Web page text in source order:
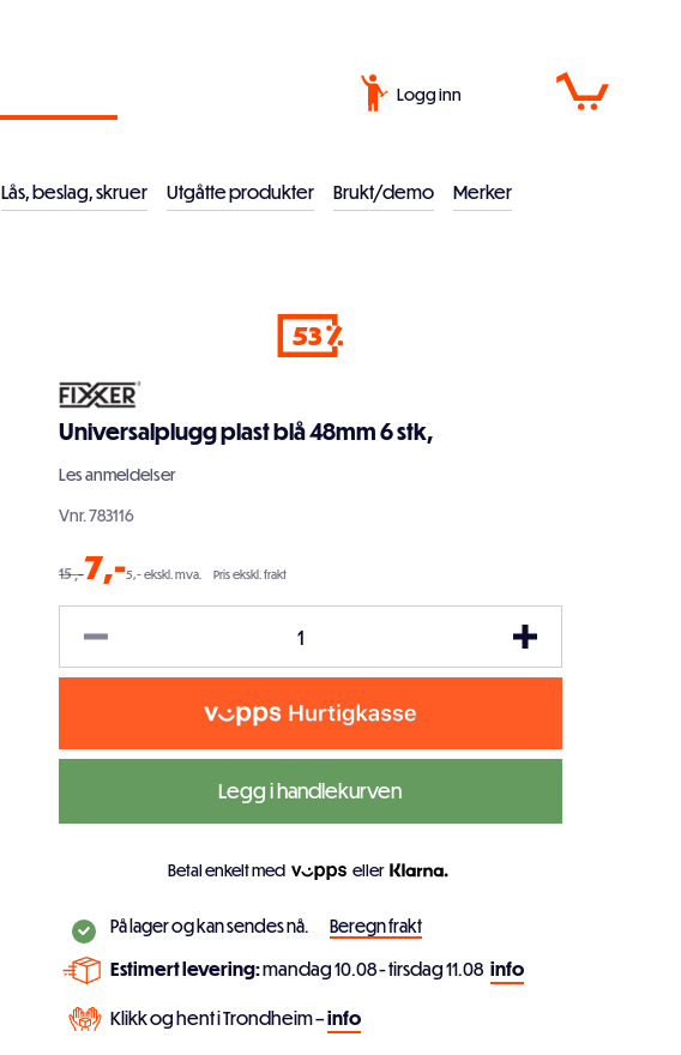
Logg inn
Lås, beslag, skruer Utgåtte produkter Brukt/demo Merker
53
Universalplugg plast blå 48mm 6 stk,
Lesanmeldelser
Vnr.783116
15,-7,-5,- ekskl. mva. Pris ekskl. frakt
Legg i handlekurven
Betal enkelt med eller
På lager og kan sendes nå.
Beregn frakt
Estimert levering:mandag 10.08 - tirsdag 11.08 info
Klikk og hent i Trondheim –info